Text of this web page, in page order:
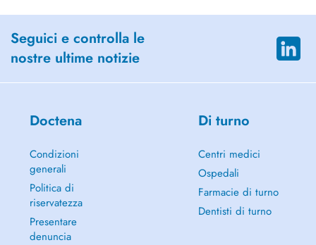
Seguici e controlla le
nostre ultime notizie
Doctena
Condizioni
generali
Politica di
riservatezza
Presentare
denuncia
Di turno
Centri medici
Ospedali
Farmacie di turno
Dentisti di turno